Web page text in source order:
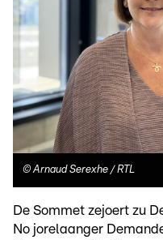
©Arnaud Serexhe / RTL
De Sommet zejoert zu
No jorelaanger